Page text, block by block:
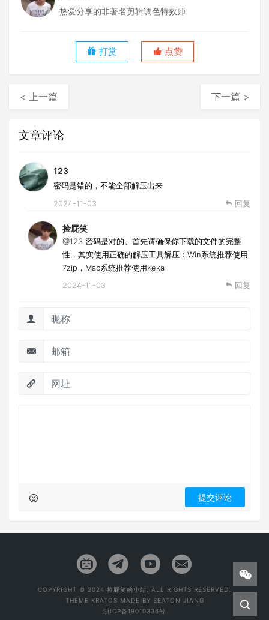
热爱分享的非著名剪辑调色特效师
打赏 点赞
< 上一篇 下一篇 >
文章评论
123
密码是错的，不能全部解压出来
2024-11-03 回复
捡屁笑
@123 密码是对的。首先请确保你下载的文件的完整
性，其实使用正确的解压工具解压：Win系统推荐使用
7zip，Mac系统推荐使用Keka
2024-11-03 回复
COPYRIGHT © 2024 捡屁笑的小站. ALL RIGHTS RESERVED.
THEME KRATOS MADE BY SEATON JIANG
浙ICP备19010336号